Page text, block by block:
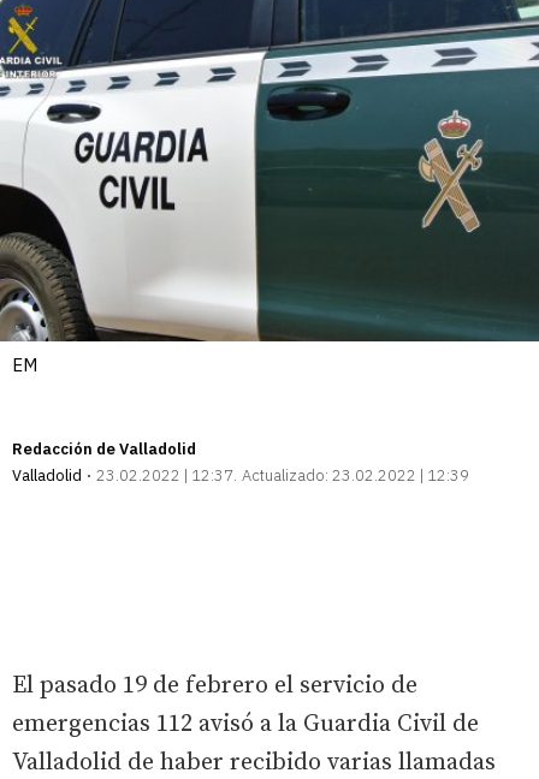
EM
Redacción de Valladolid
Valladolid
23.02.2022 | 12:37 Actualizado: 23.02.2022 | 12:39
El pasado 19 de febrero el servicio de
emergencias 112 avisó a la Guardia Civil de
Valladolid de haber recibido varias llamadas